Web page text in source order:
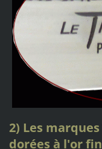
2) Les marques
dorées à l'or fin